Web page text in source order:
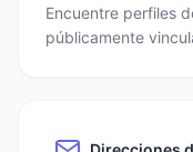
Encuentre perfiles
públicamente